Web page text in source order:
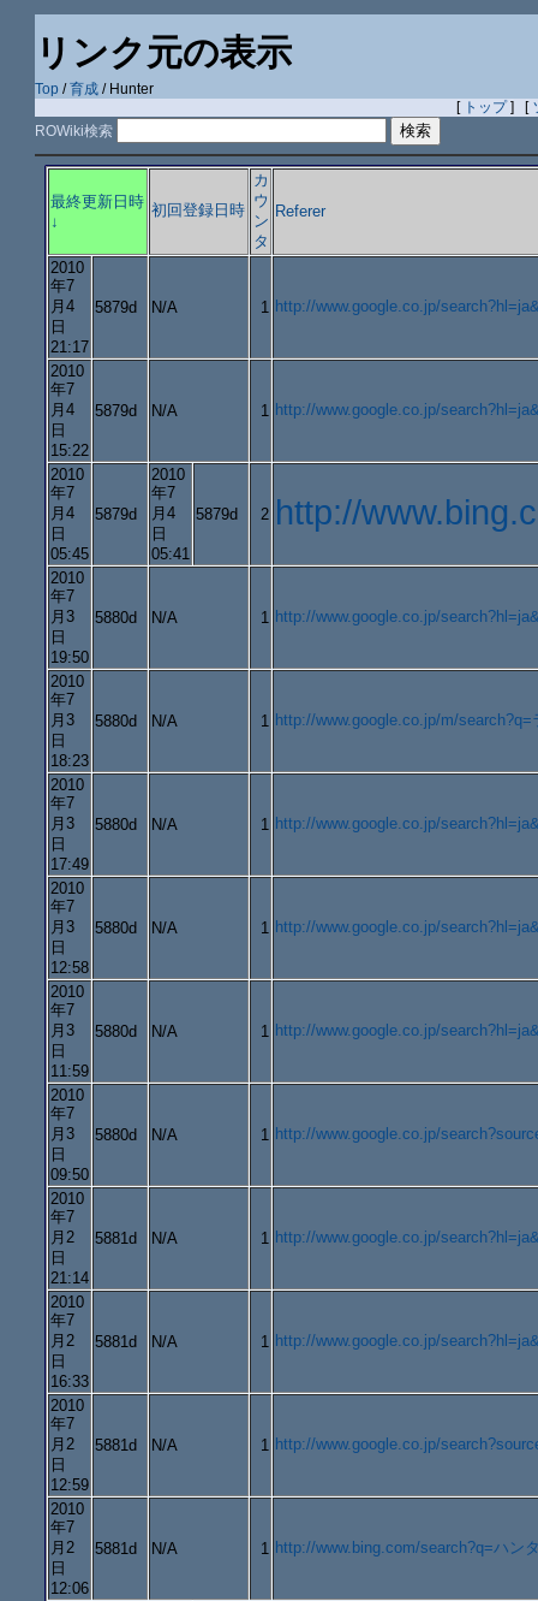
リンク元の表示
Top /育成 / Hunter
[ トップ] [
ROWiki検索
最終更新日時
↓
初回登録日時
カ
ウ
ン
タ
Referer
2010
年7
月4
日
21:17
5879d N/A 1 http://www.google.co.jp/
2010
年7
月4
日
15:22
5879d N/A 1 http://www.google.co.jp/
2010
年7
月4
日
05:45
5879d
2010
年7
月4
日
05:41
5879d 2 http://
2010
年7
月3
日
19:50
5880d N/A 1 http://www.google.co.jp/
2010
年7
月3
日
18:23
5880d N/A 1 http://www.google.co.jp/m/
2010
年7
月3
日
17:49
5880d N/A 1 http://www.google.co.jp/
2010
年7
月3
日
12:58
5880d N/A 1 http://www.google.co.jp/
2010
年7
月3
日
11:59
5880d N/A 1 http://www.google.co.jp/
2010
年7
月3
日
09:50
5880d N/A 1 http://www.google.co.jp/
2010
年7
月2
日
21:14
5881d N/A 1 http://www.google.co.jp/
2010
年7
月2
日
16:33
5881d N/A 1 http://www.google.co.jp/
2010
年7
月2
日
12:59
5881d N/A 1 http://www.google.co.jp/
2010
年7
月2
日
12:06
5881d N/A 1 http://www.bing.com/search?q=ハ